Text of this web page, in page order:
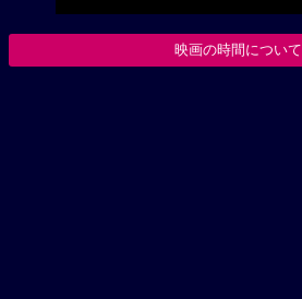
映画の時間について